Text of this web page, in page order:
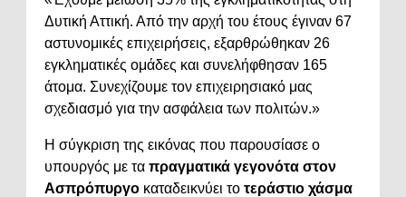
Δυτική Αττική. Από την αρχή του έτους έγιναν 67
αστυνομικές επιχειρήσεις, εξαρθρώθηκαν 26
εγκληματικές ομάδες και συνελήφθησαν 165
άτομα. Συνεχίζουμε τον επιχειρησιακό μας
σχεδιασμό για την ασφάλεια των πολιτών.»
Η σύγκριση της εικόνας που παρουσίασε ο
υπουργός με τα πραγματικά γεγονότα στον
Ασπρόπυργο καταδεικνύει το τεράστιο χάσμα